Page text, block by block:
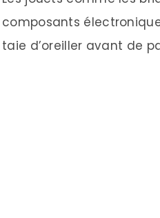
composants
taie d’oreiller avant de